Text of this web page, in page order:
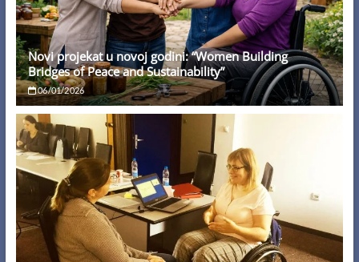
Novi projekat u novoj godini: “Women Building
Bridges of Peace and Sustainability”
06/01/2026